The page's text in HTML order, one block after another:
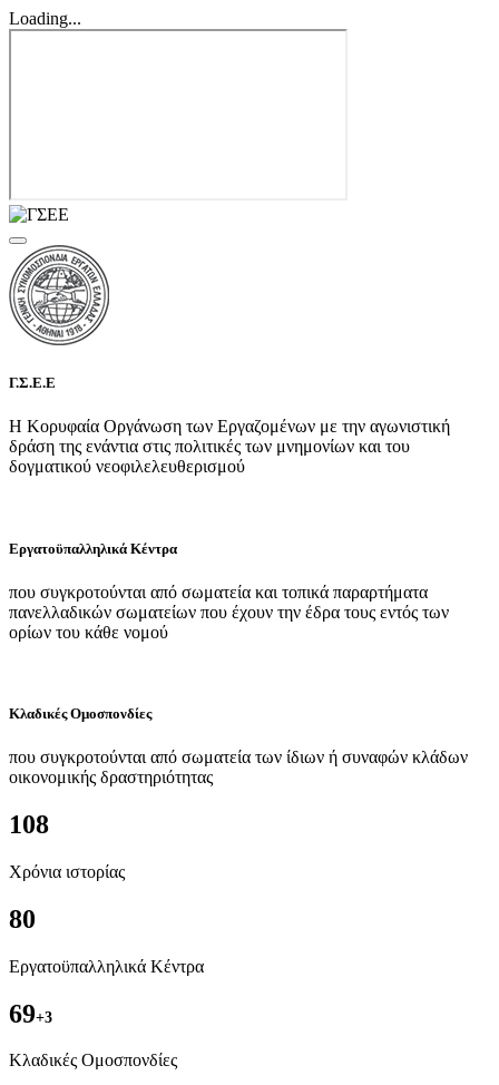
Loading...
Γ.Σ.Ε.Ε
Η Κορυφαία Οργάνωση των Εργαζομένων με την αγωνιστική
δράση της ενάντια στις πολιτικές των μνημονίων και του
δογματικού νεοφιλελευθερισμού
Εργατοϋπαλληλικά Κέντρα
που συγκροτούνται από σωματεία και τοπικά παραρτήματα
πανελλαδικών σωματείων που έχουν την έδρα τους εντός των
ορίων του κάθε νομού
Κλαδικές Ομοσπονδίες
που συγκροτούνται από σωματεία των ίδιων ή συναφών κλάδων
οικονομικής δραστηριότητας
108
Χρόνια ιστορίας
80
Εργατοϋπαλληλικά Κέντρα
69+3
Kλαδικές Ομοσπονδίες